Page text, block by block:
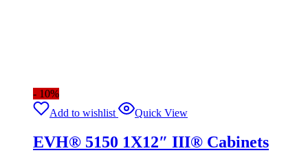
- 10%
Add to wishlist
Quick View
EVH® 5150 1X12″ III® Cabinets